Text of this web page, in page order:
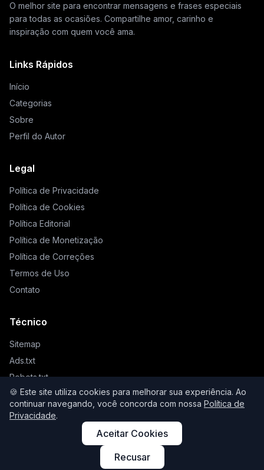
🍪 Este site utiliza cookies para melhorar sua experiência. Ao
continuar navegando, você concorda com nossa Política de
Privacidade.
Aceitar Cookies
Recusar
O melhor site para encontrar mensagens e frases especiais
para todas as ocasiões. Compartilhe amor, carinho e
inspiração com quem você ama.
Links Rápidos
Início
Categorias
Sobre
Perfil do Autor
Legal
Política de Privacidade
Política de Cookies
Política Editorial
Política de Monetização
Política de Correções
Termos de Uso
Contato
Técnico
Sitemap
Ads.txt
Robots.txt
Llms.txt
© 2026 Higienista. Todos os direitos reservados.